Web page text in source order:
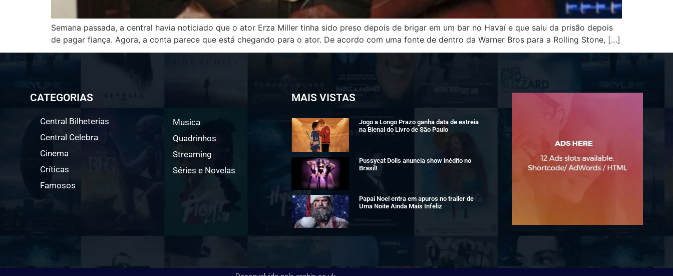
Semana passada, a central havia noticiado que o ator Erza Miller tinha sido preso depois de brigar em um bar no Havaí e que saiu da prisão depois
de pagar fiança. Agora, a conta parece que está chegando para o ator. De acordo com uma fonte de dentro da Warner Bros para a Rolling Stone, […]
CATEGORIAS
Central Bilheterias
Central Celebra
Cinema
Críticas
Famosos
Musica
Quadrinhos
Streaming
Séries e Novelas
MAIS VISTAS
Jogo a Longo Prazo ganha data de estreia
na Bienal do Livro de São Paulo
Pussycat Dolls anuncia show inédito no
Brasil!
Papai Noel entra em apuros no trailer de
Uma Noite Ainda Mais Infeliz